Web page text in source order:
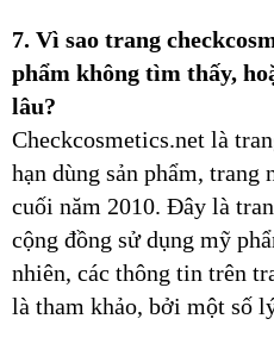
7. Vì sao trang
phẩm không tìm thấy,
lâu?
Checkcosmetics.net là
hạn dùng sản phẩm,
cuối năm 2010. Đây là
cộng đồng sử dụng mỹ
nhiên, các thông tin trên
là tham khảo, bởi một số